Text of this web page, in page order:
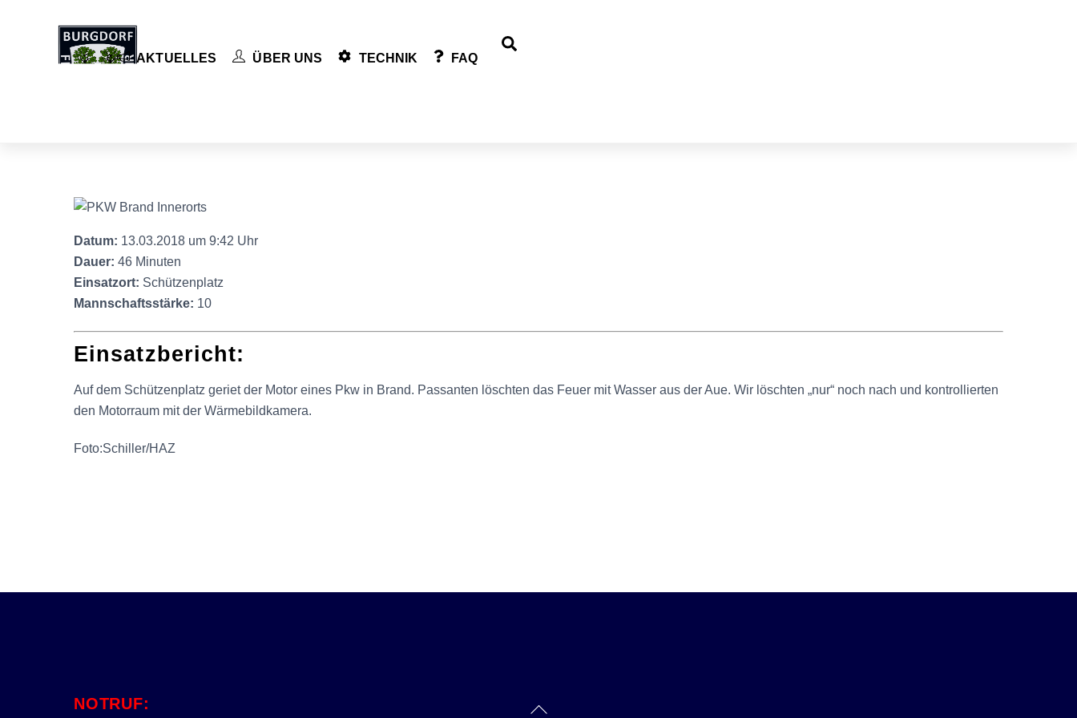
AKTUELLES ÜBER UNS TECHNIK FAQ
Datum: 13.03.2018 um 9:42 Uhr
Dauer: 46 Minuten
Einsatzort: Schützenplatz
Mannschaftsstärke: 10
Einsatzbericht:
Auf dem Schützenplatz geriet der Motor eines Pkw in Brand. Passanten löschten das Feuer mit Wasser aus der Aue. Wir löschten „nur“ noch nach und kontrollierten
den Motorraum mit der Wärmebildkamera.
Foto:Schiller/HAZ
NOTRUF:
Back